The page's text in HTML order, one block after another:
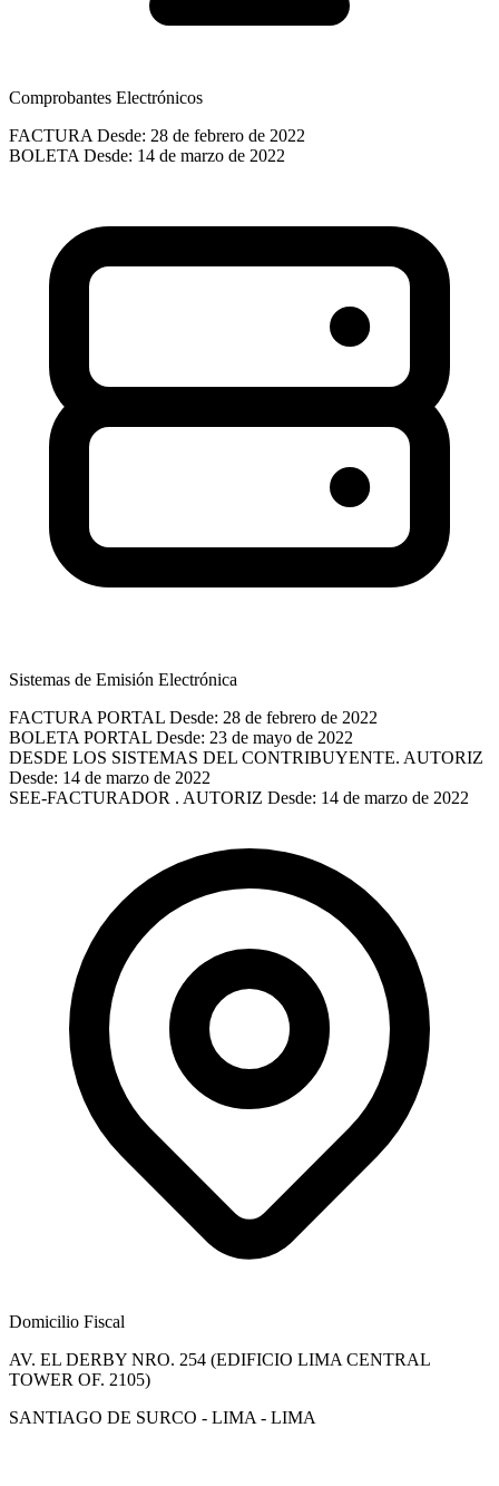
Comprobantes Electrónicos
FACTURA Desde: 28 de febrero de 2022
BOLETA Desde: 14 de marzo de 2022
Sistemas de Emisión Electrónica
FACTURA PORTAL Desde: 28 de febrero de 2022
BOLETA PORTAL Desde: 23 de mayo de 2022
DESDE LOS SISTEMAS DEL CONTRIBUYENTE. AUTORIZ
Desde: 14 de marzo de 2022
SEE-FACTURADOR . AUTORIZ Desde: 14 de marzo de 2022
Domicilio Fiscal
AV. EL DERBY NRO. 254 (EDIFICIO LIMA CENTRAL
TOWER OF. 2105)
SANTIAGO DE SURCO - LIMA - LIMA